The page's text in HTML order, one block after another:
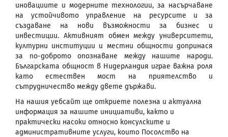
иновациите и модерните технологии, за насърчаване
на устойчивото управление на ресурсите и за
създаване на нови възможности за бизнес и
инвестиции. Активният обмен между университети,
културни институции и местни общности допринася
за по-доброто опознаване между нашите народи.
Българската общност в Нидерландия играе важна роля
като естествен мост на приятелство и
сътрудничество между двете държави.
На нашия уебсайт ще откриете полезна и актуална
информация за нашите инициативи, както и
практически насоки относно консулските и
административните услуги, които Посолство на